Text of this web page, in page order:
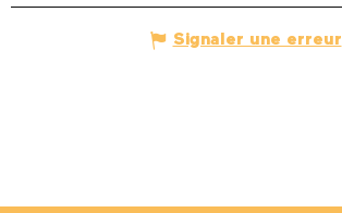
Signaler une erreur